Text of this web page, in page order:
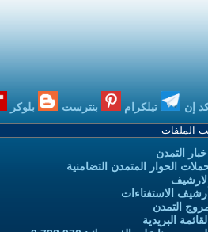
إن تيلكرام بنترست بلوكر
اخبار التمدن
الحوار المتمدن التضامنية
الارشيف
أرشيف الاستفتاءات
التمدن
القائمة البريدية